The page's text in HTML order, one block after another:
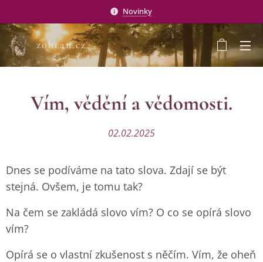
Novinky
zohran.cz
Vím, vědění a vědomosti.
02.02.2025
Dnes se podíváme na tato slova. Zdají se být
stejná. Ovšem, je tomu tak?
Na čem se zakládá slovo vím? O co se opírá slovo
vím?
Opírá se o vlastní zkušenost s něčím. Vím, že oheň